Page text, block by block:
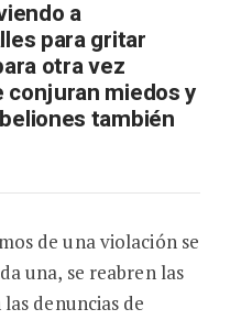
a
para gritar
otra vez
miedos y
también
de una violación se
una, se reabren las
denuncias de